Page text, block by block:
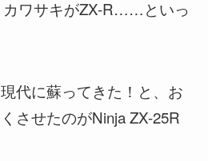
カワサキがZX-R……といっ
代に蘇ってきた！と、お
させたのがNinja ZX-25R